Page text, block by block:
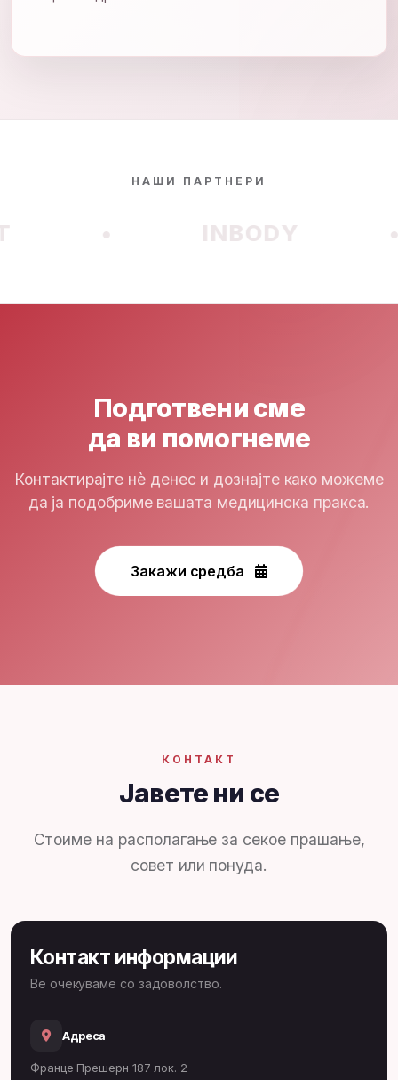
НАШИ ПАРТНЕРИ
INBODY •
Подготвени сме
да ви помогнеме
Контактирајте нè денес и дознајте како можеме
да ја подобриме вашата медицинска пракса.
Закажи средба
КОНТАКТ
Јавете ни се
Стоиме на располагање за секое прашање,
совет или понуда.
Контакт информации
Ве очекуваме со задоволство.
Адреса
Франце Прешерн 187 лок. 2